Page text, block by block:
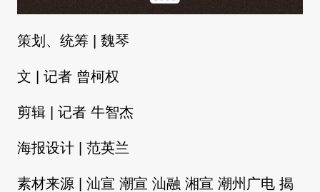
策划、统筹 | 魏琴
文 | 记者 曾柯权
剪辑 | 记者 牛智杰
海报设计 | 范英兰
素材来源 | 汕宣 潮宣 汕融 湘宣 潮州广电 揭